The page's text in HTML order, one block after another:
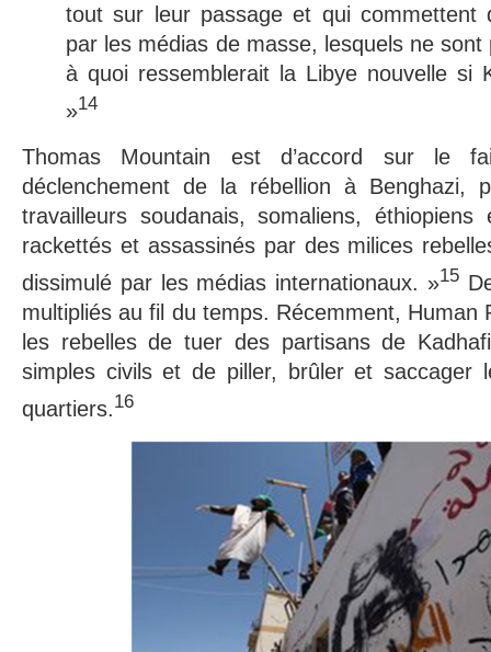
tout sur leur passage et qui commettent
par les médias de masse, lesquels ne
à quoi ressemblerait la Libye nouvelle si
»14
Thomas Mountain est d’accord sur le
déclenchement de la rébellion à Benghazi,
travailleurs soudanais, somaliens,
rackettés et assassinés par des milices
dissimulé par les médias internationaux. »15
multipliés au fil du temps. Récemment, Human
les rebelles de tuer des partisans de
simples civils et de piller, brûler et saccager
quartiers. 16